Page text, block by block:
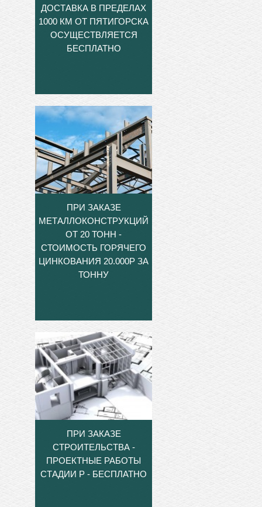
ДОСТАВКА В ПРЕДЕЛАХ
1000 КМ ОТ ПЯТИГОРСКА
ОСУЩЕСТВЛЯЕТСЯ
БЕСПЛАТНО
ПРИ ЗАКАЗЕ
МЕТАЛЛОКОНСТРУКЦИЙ
ОТ 20 ТОНН -
СТОИМОСТЬ ГОРЯЧЕГО
ЦИНКОВАНИЯ 20.000Р ЗА
ТОННУ
ПРИ ЗАКАЗЕ
СТРОИТЕЛЬСТВА -
ПРОЕКТНЫЕ РАБОТЫ
СТАДИИ Р - БЕСПЛАТНО